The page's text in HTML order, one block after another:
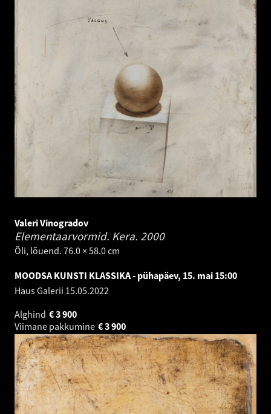
Valeri Vinogradov
Elementaarvormid. Kera. 2000
Õli, lõuend. 76.0 × 58.0 cm
MOODSA KUNSTI KLASSIKA - pühapäev, 15. mai 15:00
Haus Galerii 15.05.2022
Alghind
3 900
€
Viimane pakkumine
3 900
€